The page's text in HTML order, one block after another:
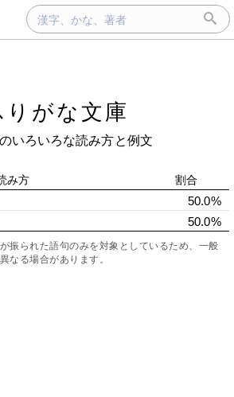
りがな文庫
のいろいろな読み方と例文
み方 割合
50.0%
50.0%
振られた語句のみを対象としているため、一般
なる場合があります。